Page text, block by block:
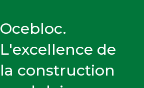
Ocebloc.
L'excellence de
la construction